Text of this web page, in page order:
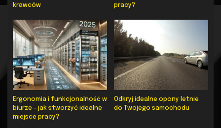
krawców
pracy?
Ergonomia i funkcjonalność w
biurze – jak stworzyć idealne
miejsce pracy?
Odkryj idealne opony letnie
do Twojego samochodu